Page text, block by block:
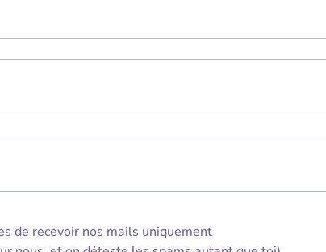
de recevoir nos mails uniquement